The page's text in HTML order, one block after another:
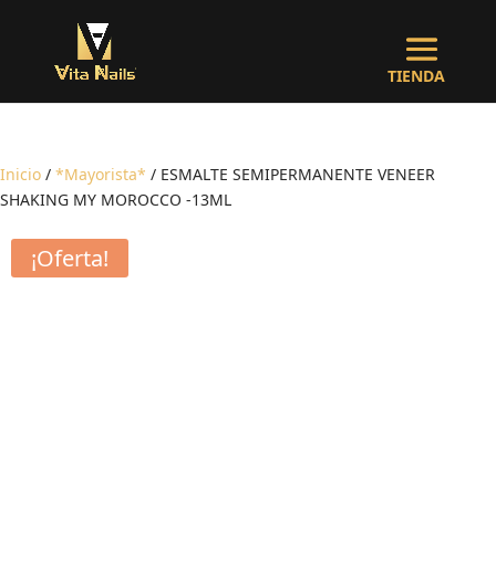
Inicio / *Mayorista* / ESMALTE SEMIPERMANENTE VENEER
SHAKING MY MOROCCO -13ML
¡Oferta!